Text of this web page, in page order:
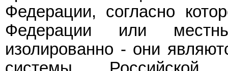
Федерации, согласно
Федерации или
изолированно - они